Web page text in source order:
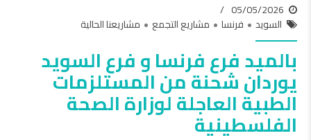
05/05/2026
السويد
فرنسا مشاريع التجمع مشاريعنا الحالية
بالميد فرع فرنسا و فرع السويد
يوردان شحنة من المستلزمات
الطبية العاجلة لوزارة الصحة
الفلسطينية